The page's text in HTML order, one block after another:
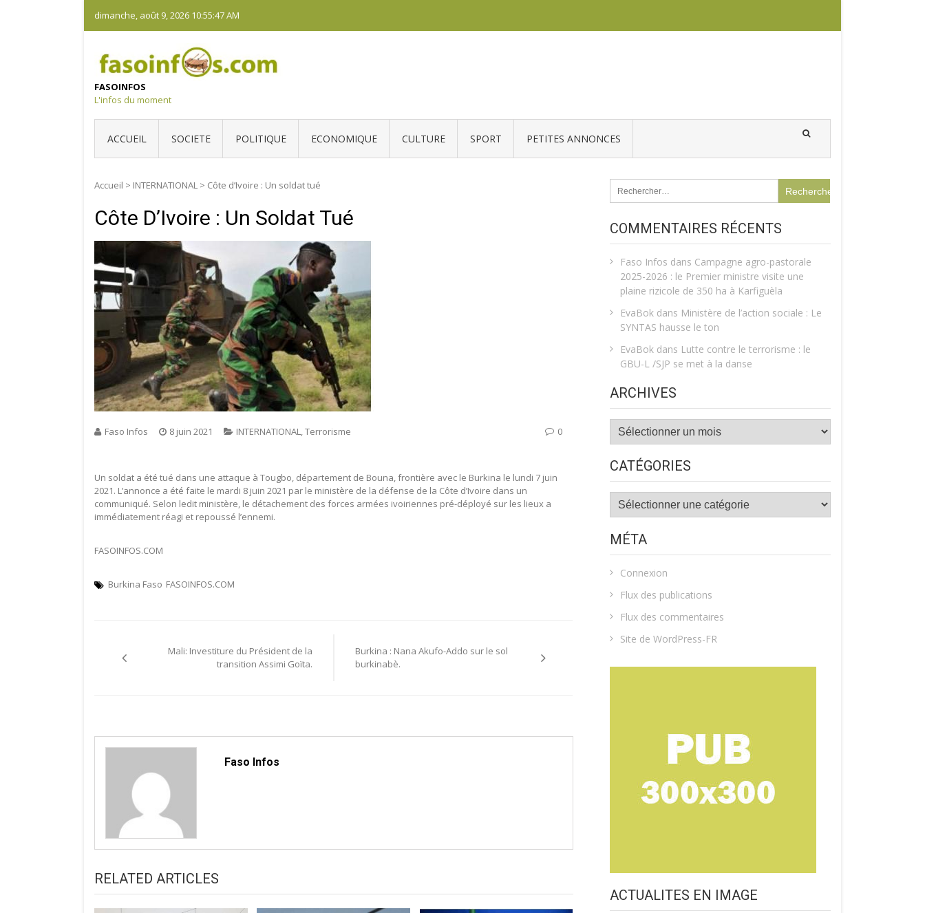
content
dimanche, août 9, 2026 10:55:47 AM
FASOINFOS
L'infos du moment
ACCUEIL SOCIETE POLITIQUE ECONOMIQUE CULTURE SPORT PETITES ANNONCES
Accueil > INTERNATIONAL > Côte d’Ivoire : Un soldat tué
Côte D’Ivoire : Un Soldat Tué
Faso Infos 8 juin 2021 INTERNATIONAL,Terrorisme 0
Un soldat a été tué dans une attaque à Tougbo, département de Bouna, frontière avec le Burkina le lundi 7 juin
2021. L’annonce a été faite le mardi 8 juin 2021 par le ministère de la défense de la Côte d’Ivoire dans un
communiqué. Selon ledit ministère, le détachement des forces armées ivoiriennes pré-déployé sur les lieux a
immédiatement réagi et repoussé l’ennemi.
FASOINFOS.COM
Burkina Faso FASOINFOS.COM
de
Mali: Investiture du Président de la
transition Assimi Goïta.
Burkina : Nana Akufo-Addo sur le sol
burkinabè.
Faso Infos
RELATED ARTICLES
COMMENTAIRES RÉCENTS
Faso Infos dans Campagne agro-pastorale
2025-2026 : le Premier ministre visite une
plaine rizicole de 350 ha à Karfiguèla
EvaBok dans Ministère de l’action sociale : Le
SYNTAS hausse le ton
EvaBok dans Lutte contre le terrorisme : le
GBU-L /SJP se met à la danse
ARCHIVES
Archives
CATÉGORIES
Catégories
MÉTA
Connexion
Flux des publications
Flux des commentaires
Site de WordPress-FR
ACTUALITES EN IMAGE